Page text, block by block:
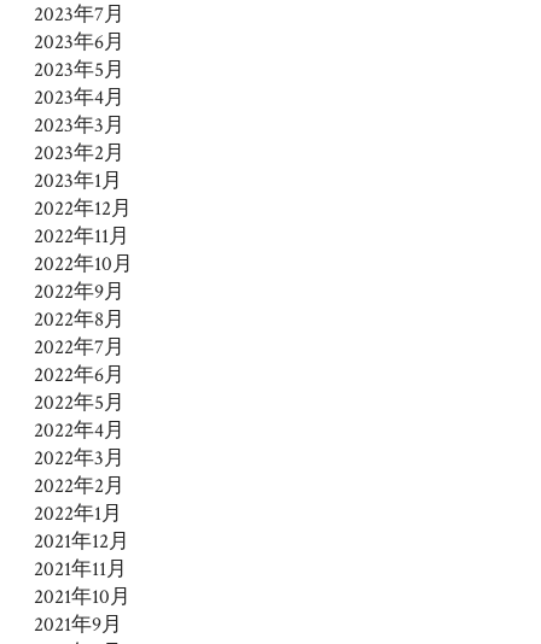
2023年7月
2023年6月
2023年5月
2023年4月
2023年3月
2023年2月
2023年1月
2022年12月
2022年11月
2022年10月
2022年9月
2022年8月
2022年7月
2022年6月
2022年5月
2022年4月
2022年3月
2022年2月
2022年1月
2021年12月
2021年11月
2021年10月
2021年9月